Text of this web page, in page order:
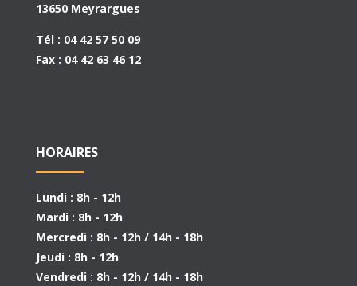
13650 Meyrargues
Tél : 04 42 57 50 09
Fax : 04 42 63 46 12
HORAIRES
Lundi : 8h - 12h
Mardi : 8h - 12h
Mercredi : 8h - 12h / 14h - 18h
Jeudi : 8h - 12h
Vendredi : 8h - 12h / 14h - 18h